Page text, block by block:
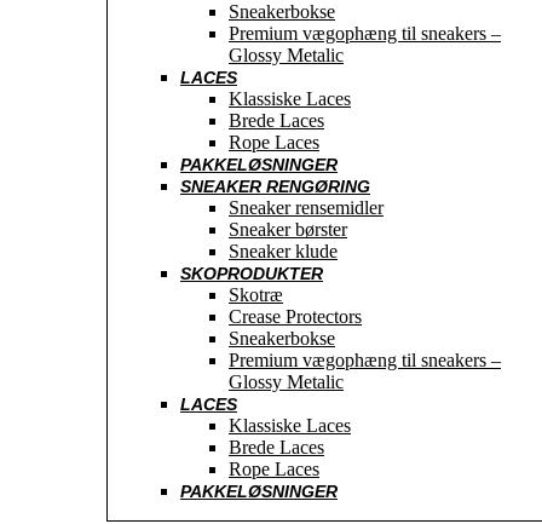
Sneakerbokse
Premium vægophæng til sneakers –
Glossy Metalic
LACES
Klassiske Laces
Brede Laces
Rope Laces
PAKKELØSNINGER
SNEAKER RENGØRING
Sneaker rensemidler
Sneaker børster
Sneaker klude
SKOPRODUKTER
Skotræ
Crease Protectors
Sneakerbokse
Premium vægophæng til sneakers –
Glossy Metalic
LACES
Klassiske Laces
Brede Laces
Rope Laces
PAKKELØSNINGER